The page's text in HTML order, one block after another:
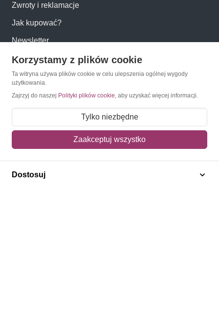
Zwroty i reklamacje
Jak kupować?
Newsletter
Konto
Moje konto
Mój koszyk
Adres dostawy
Polecamy
Korzystamy z plików cookie
Ta witryna używa plików cookie w celu ulepszenia ogólnej wygody
użytkowania.
Zajrzyj do naszej Polityki plików cookie, aby uzyskać więcej informacji.
Tylko niezbędne
Zaakceptuj wszystko
Dostosuj